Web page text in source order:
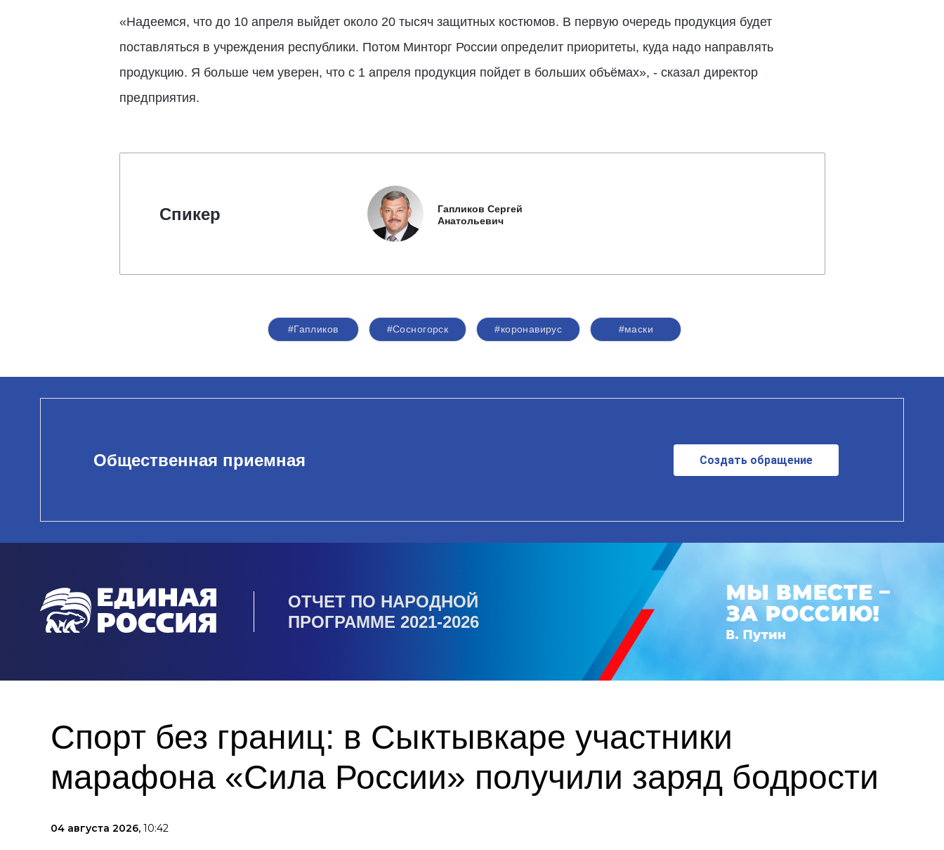
«Надеемся, что до 10 апреля выйдет около 20 тысяч защитных костюмов. В первую очередь продукция будет
поставляться в учреждения республики. Потом Минторг России определит приоритеты, куда надо направлять
продукцию. Я больше чем уверен, что с 1 апреля продукция пойдет в больших объёмах», - сказал директор
предприятия.
Спикер
Гапликов Сергей
Анатольевич
#Гапликов #Сосногорск #коронавирус #маски
Общественная приемная Создать обращение
ОТЧЕТ ПО НАРОДНОЙ
ПРОГРАММЕ 2021-2026
Спорт без границ: в Сыктывкаре участники
марафона «Сила России» получили заряд бодрости
04 августа 2026, 10:42